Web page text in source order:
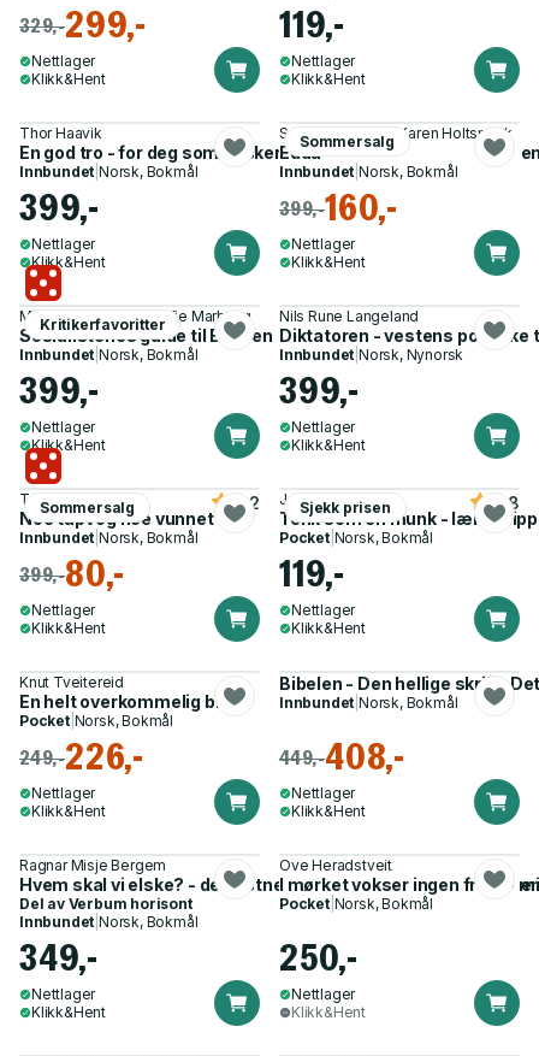
329,-299,-
Nettlager
Klikk&Hent
119,-
Nettlager
Klikk&Hent
Thor Haavik
En god tro - for deg som ønsker å tro eller vil bli inspirert i
Innbundet |Norsk, Bokmål
399,-
Nettlager
Klikk&Hent
Sommersalg
Snorre Sturlason, Karen Holtsmark
Edda
Innbundet |Norsk, Bokmål
399,-160,-
Nettlager
Klikk&Hent
Kritikerfavoritter
Mímir Kristjánsson, Sofie Marhaug
Sosialistenes guide til Bibelen
Innbundet |Norsk, Bokmål
399,-
Nettlager
Klikk&Hent
Nils Rune Langeland
Diktatoren - vestens politiske
Innbundet |Norsk, Nynorsk
399,-
Nettlager
Klikk&Hent
Sommersalg
Tara Westover
Noe tapt og noe vunnet
4.2
Innbundet |Norsk, Bokmål
399,-80,-
Nettlager
Klikk&Hent
Sjekk prisen
Jay Shetty
Tenk som en munk - lær å
4.8
Pocket| Norsk, Bokmål
119,-
Nettlager
Klikk&Hent
Knut Tveitereid
En helt overkommelig bibel
Pocket| Norsk, Bokmål
249,-226,-
Nettlager
Klikk&Hent
Bibelen - Den hellige skrift :
Innbundet |Norsk, Bokmål
449,-408,-
Nettlager
Klikk&Hent
Ragnar Misje Bergem
Hvem skal vi elske? - de kristne ideene bak MAGA-
Del av Verbum horisont
Innbundet |Norsk, Bokmål
349,-
Nettlager
Klikk&Hent
Ove Heradstveit
I mørket vokser ingen frukt -
Pocket| Norsk, Bokmål
250,-
Nettlager
Klikk&Hent